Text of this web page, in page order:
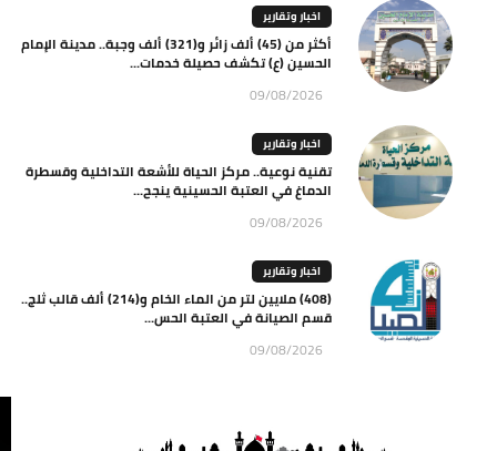
اخبار وتقارير
أكثر من (45) ألف زائر و(321) ألف وجبة.. مدينة الإمام
الحسين (ع) تكشف حصيلة خدمات...
09/08/2026
اخبار وتقارير
تقنية نوعية.. مركز الحياة للأشعة التداخلية وقسطرة
الدماغ في العتبة الحسينية ينجح...
09/08/2026
اخبار وتقارير
(408) ملايين لتر من الماء الخام و(214) ألف قالب ثلج..
قسم الصيانة في العتبة الحس...
09/08/2026